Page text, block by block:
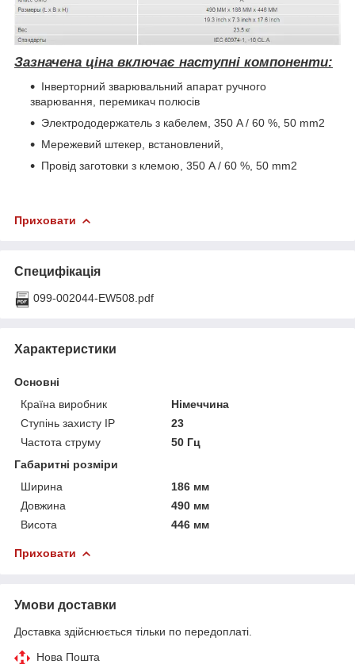
Зазначена ціна включає наступні компоненти:
Інверторний зварювальний апарат ручного
зварювання, перемикач полюсів
Электрододержатель з кабелем, 350 A / 60 %, 50 mm2
Мережевий штекер, встановлений,
Провід заготовки з клемою, 350 A / 60 %, 50 mm2
Приховати
Специфікація
099-002044-EW508.pdf
Характеристики
Основні
Країна виробник
Німеччина
Ступінь захисту IP
23
Частота струму
50 Гц
Габаритні розміри
Ширина
186 мм
Довжина
490 мм
Висота
446 мм
Приховати
Умови доставки
Доставка здійснюється тільки по передоплаті.
Нова Пошта